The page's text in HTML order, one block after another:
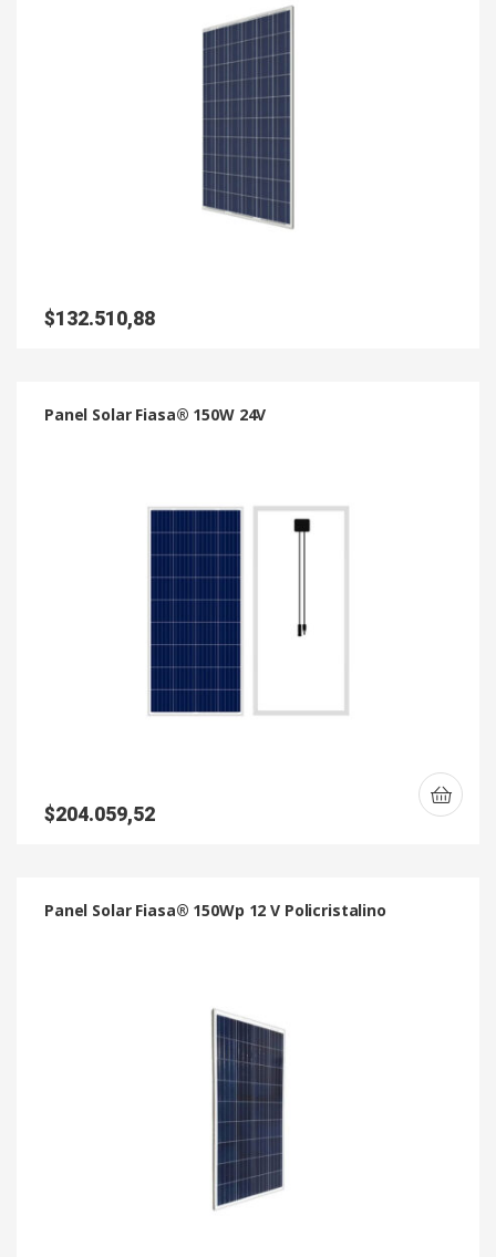
$132.510,88
Panel Solar Fiasa® 150W 24V
$204.059,52
Panel Solar Fiasa® 150Wp 12 V Policristalino